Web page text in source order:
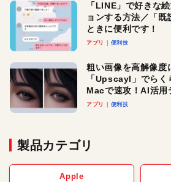
「LINE」で好きな
ョンする方法／「
ときに便利です！
アプリ 便利技
粗い画像を高解像度
「Upscayl」でらく
Macで速攻！AI活用
アプリ 便利技
製品カテゴリ
Apple